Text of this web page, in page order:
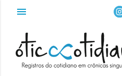
Pular para o